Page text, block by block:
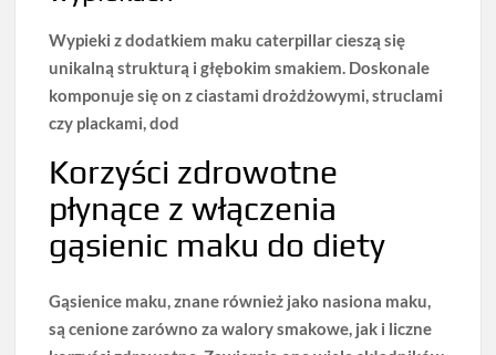
Wypieki z dodatkiem maku caterpillar cieszą się
unikalną strukturą i głębokim smakiem. Doskonale
komponuje się on z ciastami drożdżowymi, struclami
czy plackami, dod
Korzyści zdrowotne
płynące z włączenia
gąsienic maku do diety
Gąsienice maku, znane również jako nasiona maku,
są cenione zarówno za walory smakowe, jak i liczne